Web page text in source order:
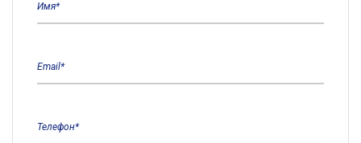
Имя*
Email*
Телефон*